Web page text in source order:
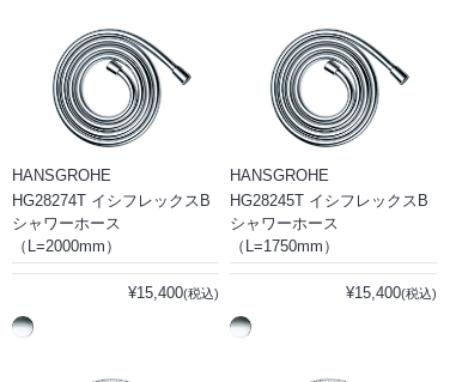
HANSGROHE
HG28274T イシフレックスB
シャワーホース
（L=2000mm）
¥15,400(税込)
HANSGROHE
HG28245T イシフレックスB
シャワーホース
（L=1750mm）
¥15,400(税込)